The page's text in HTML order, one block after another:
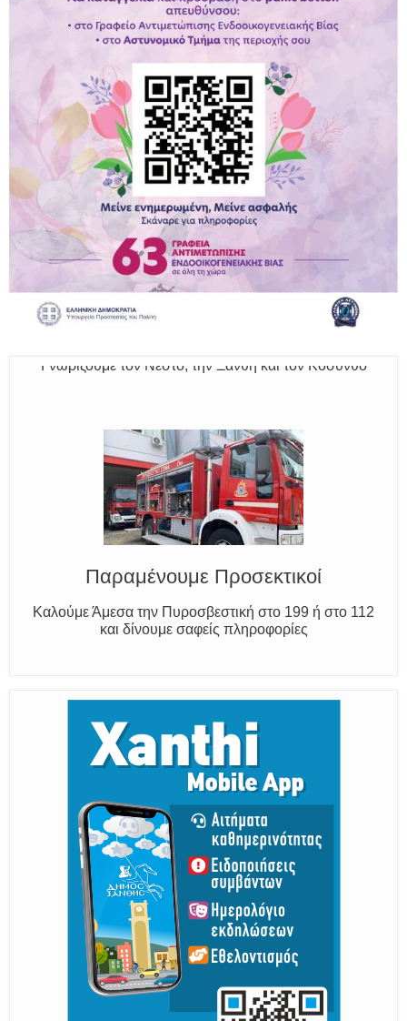
Παραμένουμε Προσεκτικοί
Καλούμε Άμεσα την Πυροσβεστική στο 199 ή στο 112
και δίνουμε σαφείς πληροφορίες
Ο Μύθος της Ξάνθης
Γνωρίζουμε τον Νέστο, την Ξάνθη και τον Κόσυνθο